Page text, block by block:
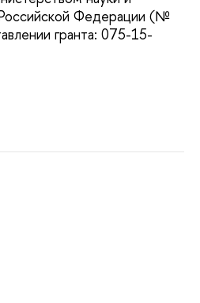
Федерации (№
гранта: 075-15-